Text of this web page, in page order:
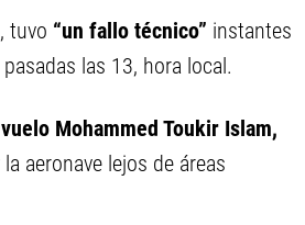
tuvo “un fallo técnico” instantes
las 13, hora local.
Mohammed Toukir Islam,
aeronave lejos de áreas